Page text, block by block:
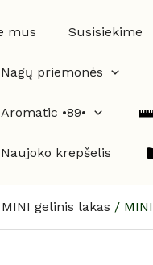
mus Susisiekime
Nagų priemonės
Aromatic •89•
Naujoko krepšelis
MINI gelinis lakas /